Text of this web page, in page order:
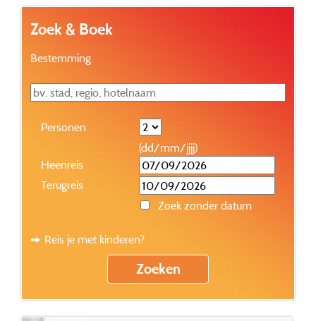
Zoek & Boek
Bestemming
Personen
(dd/mm/jjjj)
Heenreis
Terugreis
Zoek zonder datum
Reis je met kinderen?